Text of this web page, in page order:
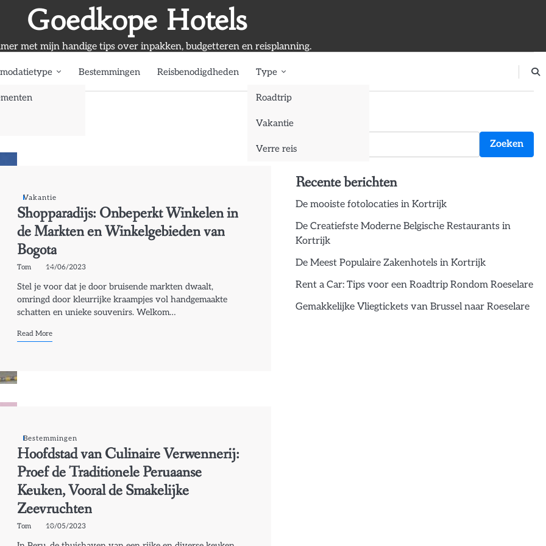
Goedkope Hotels
met mijn handige tips over inpakken, budgetteren en reisplanning.
Bestemmingen Reisbenodigdheden Type
Roadtrip
Vakantie
Verre reis
Vakantie
Shopparadijs: Onbeperkt Winkelen in
de Markten en Winkelgebieden van
Bogota
Tom 14/06/2023
Stel je voor dat je door bruisende markten dwaalt,
omringd door kleurrijke kraampjes vol handgemaakte
schatten en unieke souvenirs. Welkom…
Read More
Bestemmingen
Hoofdstad van Culinaire Verwennerij:
Proef de Traditionele Peruaanse
Keuken, Vooral de Smakelijke
Zeevruchten
Tom 10/05/2023
Zoeken
Recente berichten
De mooiste fotolocaties in Kortrijk
De Creatiefste Moderne Belgische Restaurants in
Kortrijk
De Meest Populaire Zakenhotels in Kortrijk
Rent a Car: Tips voor een Roadtrip Rondom Roeselare
Gemakkelijke Vliegtickets van Brussel naar Roeselare